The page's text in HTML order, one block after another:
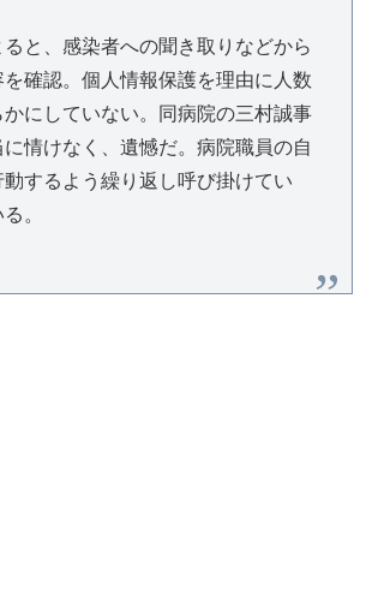
と、感染者への聞き取りなどから
を確認。個人情報保護を理由に人数
にしていない。同病院の三村誠事
情けなく、遺憾だ。病院職員の自
するよう繰り返し呼び掛けてい
。